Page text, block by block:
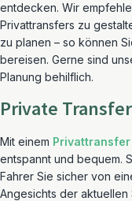
entdecken. Wir
Privattransfers zu
zu planen – so können
bereisen. Gerne sind
Planung behilflich.
Private
Mit einem Privattransfer
entspannt und bequem.
Fahrer Sie sicher von
Angesichts der aktuellen